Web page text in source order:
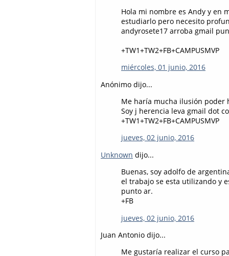
Hola mi nombre es Andy y en
estudiarlo pero necesito
andyrosete17 arroba gmail
+TW1+TW2+FB+CAMPUSMVP
miércoles, 01 junio, 2016
Anónimo dijo...
Me haría mucha ilusión poder
Soy j herencia leva gmail dot
+TW1+TW2+FB+CAMPUSMVP
jueves, 02 junio, 2016
Unknown dijo...
Buenas, soy adolfo de
el trabajo se esta utilizando y
punto ar.
+FB
jueves, 02 junio, 2016
Juan Antonio dijo...
Me gustaría realizar el curso